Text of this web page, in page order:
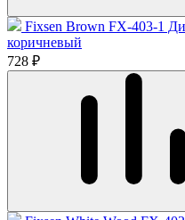
Fixsen Brown FX-403-1
коричневый
728 ₽